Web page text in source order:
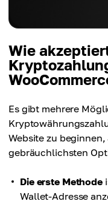
Wie
Es gibt mehrere
Website zu
gebräuchlichsten
Die erste Methode
Wallet-Adresse